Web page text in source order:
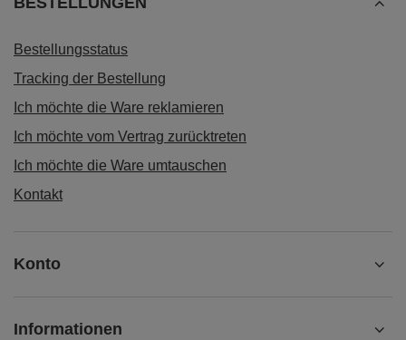
Bestellungsstatus
Tracking der Bestellung
Ich möchte die Ware reklamieren
Ich möchte vom Vertrag zurücktreten
Ich möchte die Ware umtauschen
Kontakt
Konto
Informationen